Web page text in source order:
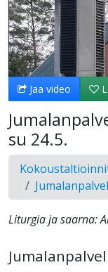
Jaa video
su 24.5.
Liturgia ja saarna: